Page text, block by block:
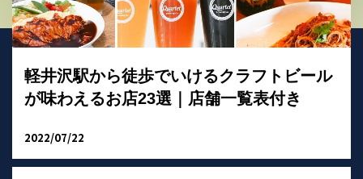
軽井沢駅から徒歩でいけるクラフトビール
が味わえるお店23選｜店舗一覧表付き
2022/07/22